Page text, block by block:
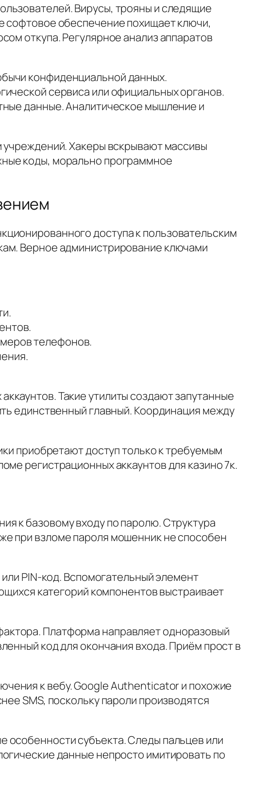
Вирусы, трояны и следящие
софтовое обеспечение похищает ключи,
откупа. Регулярное анализ аппаратов
конфиденциальной данных.
сервиса или официальных органов.
данные. Аналитическое мышление и
Хакеры вскрывают массивы
коды, морально программное
доступа к пользовательским
Верное администрирование ключами
телефонов.
Такие утилиты создают запутанные
единственный главный. Координация между
приобретают доступ только к требуемым
регистрационных аккаунтов для казино 7к.
к базовому входу по паролю. Структура
при взломе пароля мошенник не способен
PIN-код. Вспомогательный элемент
категорий компонентов выстраивает
Платформа направляет одноразовый
код для окончания входа. Приём прост в
к вебу. Google Authenticator и похожие
SMS, поскольку пароли производятся
особенности субъекта. Следы пальцев или
данные непросто имитировать по